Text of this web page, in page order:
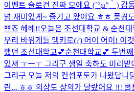
이벤트 슬로건 진짜 모에요 (´°̥̥̥̥̥̥̥̥ω°̥̥̥̥̥̥̥̥｀)
넘 재미있게~ 즐기고 왔어요 ㅎㅎ 풍경
쁘죠 헤헤!!오늘은 조선대학교 & 순천
우리 바위게들 맹키로(?) 어이 어이! 이
했던 조선대학교💕순천대학교💕 두번
있져 ㅜㅡㅜ 그리구 생일 축하도 미리받
그리구 오늘 저의 컨셉포토가 나왔답니
린... ㅎㅎ 의상도 상의가 달랐어요 !!!